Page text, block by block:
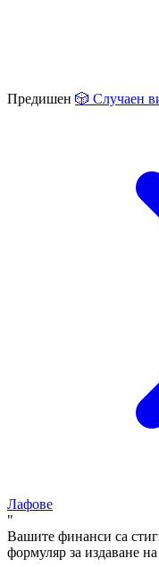
Предишен 🎲 Случаен
Лафове
"
Вашите финанси са
формуляр за издаване